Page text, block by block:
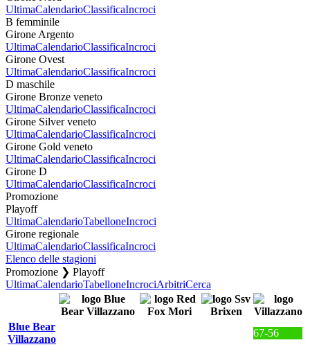
UltimaCalendarioClassificaIncroci
B femminile
Girone Argento
UltimaCalendarioClassificaIncroci
Girone Ovest
UltimaCalendarioClassificaIncroci
D maschile
Girone Bronze veneto
UltimaCalendarioClassificaIncroci
Girone Silver veneto
UltimaCalendarioClassificaIncroci
Girone Gold veneto
UltimaCalendarioClassificaIncroci
Girone D
UltimaCalendarioClassificaIncroci
Promozione
Playoff
UltimaCalendarioTabelloneIncroci
Girone regionale
UltimaCalendarioClassificaIncroci
Elenco delle stagioni
Promozione ❯ Playoff
UltimaCalendarioTabelloneIncrociArbitriCerca
Blue Bear
Villazzano
67-56